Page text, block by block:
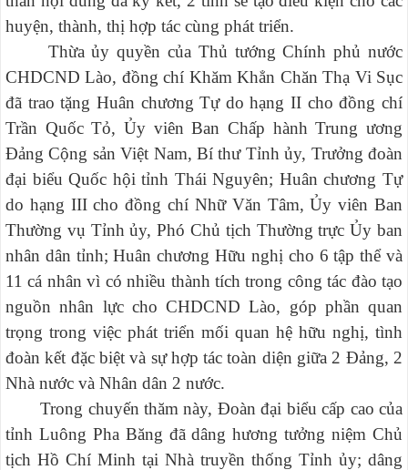
huyện, thành, thị hợp tác cùng phát triển.
Thừa ủy quyền của Thủ tướng Chính phủ nước
CHDCND Lào, đồng chí Khăm Khẳn Chăn Thạ Vi Sục
đã trao tặng Huân chương Tự do hạng II cho đồng chí
Trần Quốc Tỏ, Ủy viên Ban Chấp hành Trung ương
Đảng Cộng sản Việt Nam, Bí thư Tỉnh ủy, Trưởng đoàn
đại biểu Quốc hội tỉnh Thái Nguyên; Huân chương Tự
do hạng III cho đồng chí Nhữ Văn Tâm, Ủy viên Ban
Thường vụ Tỉnh ủy, Phó Chủ tịch Thường trực Ủy ban
nhân dân tỉnh; Huân chương Hữu nghị cho 6 tập thể và
11 cá nhân vì có nhiều thành tích trong công tác đào tạo
nguồn nhân lực cho CHDCND Lào, góp phần quan
trọng trong việc phát triển mối quan hệ hữu nghị, tình
đoàn kết đặc biệt và sự hợp tác toàn diện giữa 2 Đảng, 2
Nhà nước và Nhân dân 2 nước.
Trong chuyến thăm này, Đoàn đại biểu cấp cao của
tỉnh Luông Pha Băng đã dâng hương tưởng niệm Chủ
tịch Hồ Chí Minh tại Nhà truyền thống Tỉnh ủy; dâng